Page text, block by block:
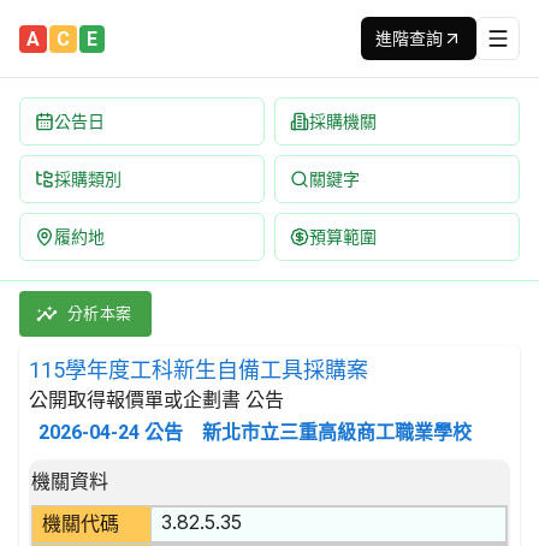
A C E 進階查詢
公告日 採購機關
採購類別 關鍵字
履約地 預算範圍
115學年度工科新生自備工具採購案 招標公告 | 案號：
採購類別：財物類 工具機,其零件及附件 | 招標方式：公開
分析本案
115學年度工科新生自備工具採購案
公開取得報價單或企劃書 公告
2026-04-24 公告 新北市立三重高級商工職業學校
招標公告詳細內容
機關資料
機關代碼
3.82.5.35